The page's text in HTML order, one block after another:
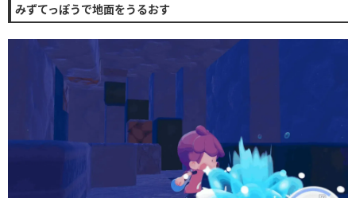
みずてっぽうで地面をうるおす